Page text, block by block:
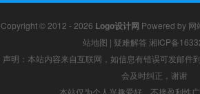
Copyright © 2012 - 2026 Logo设计网 Powered by 网
站地图 | 疑难解答 湘ICP备
声明：本站内容来自互联网，如信息有错误可发邮件
会及时纠正，谢谢
本站仅为个人兴趣爱好，不接盈利性